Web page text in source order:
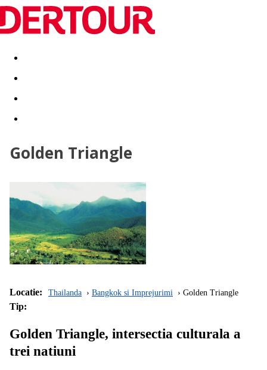
Destinatii Vacanta perfecta OFERTE DE NERATAT
Golden Triangle
Locatie: Thailanda Bangkok si Imprejurimi Golden Triangle
Tip:
Golden Triangle, intersectia culturala a
trei natiuni